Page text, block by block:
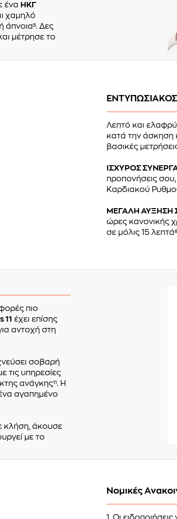
ένα ΗΚΓ
χαμηλό
άπνοια⁵. Δες
μέτρησε το
Λεπτό και
κατά την άσκηση
βασικές
ΙΣΧΥΡΟΣ
προπονήσεις
Καρδιακού
ΜΕΓΑΛΗ ΑΥΞΗΣΗ
ώρες κανονικής
σε μόλις 15
πιο
11 έχει επίσης
αντοχή στη
σοβαρή
τις υπηρεσίες
ανάγκης¹¹. Η
αγαπημένο
κλήση, άκουσε
με το
Νομικές